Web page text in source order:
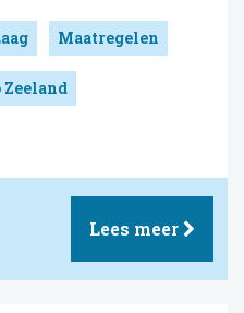
Maatregelen
Lees meer